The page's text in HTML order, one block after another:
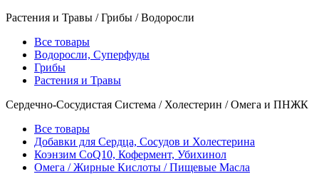
Растения и Травы / Грибы / Водоросли
Все товары
Водоросли, Суперфуды
Грибы
Растения и Травы
Сердечно-Сосудистая Система / Холестерин / Омега и ПНЖК
Все товары
Добавки для Сердца, Сосудов и Холестерина
Коэнзим CoQ10, Кофермент, Убихинол
Омега / Жирные Кислоты / Пищевые Масла